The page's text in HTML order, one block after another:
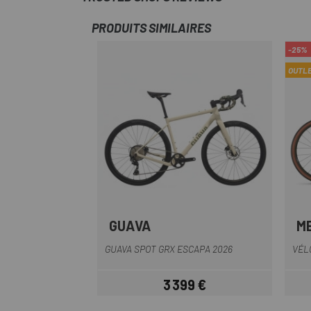
PRODUITS SIMILAIRES
GUAVA
GUAVA SPOT GRX ESCAPA 2026
Prix
3 399 €
-25%